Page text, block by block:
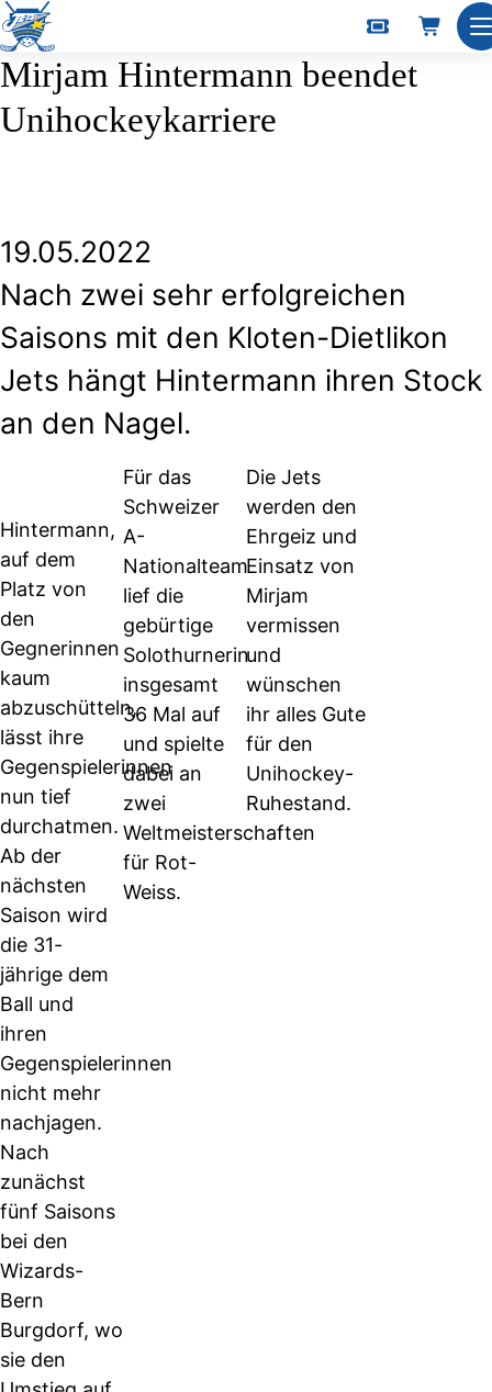
Mirjam Hintermann beendet
Unihockeykarriere
19.05.2022
Nach zwei sehr erfolgreichen
Saisons mit den Kloten-Dietlikon
Jets hängt Hintermann ihren Stock
an den Nagel.
Hintermann,
auf dem
Platz von
den
Gegnerinnen
kaum
abzuschütteln,
lässt ihre
Gegenspielerinnen
nun tief
durchatmen.
Ab der
nächsten
Saison wird
die 31-
jährige dem
Ball und
ihren
Gegenspielerinnen
nicht mehr
nachjagen.
Nach
zunächst
fünf Saisons
bei den
Wizards-
Bern
Burgdorf, wo
sie den
Für das
Schweizer
A-
Nationalteam
lief die
gebürtige
Solothurnerin
insgesamt
36 Mal auf
und spielte
dabei an
zwei
Weltmeisterschaften
für Rot-
Weiss.
Die Jets
werden den
Ehrgeiz und
Einsatz von
Mirjam
vermissen
und
wünschen
ihr alles Gute
für den
Unihockey-
Ruhestand.